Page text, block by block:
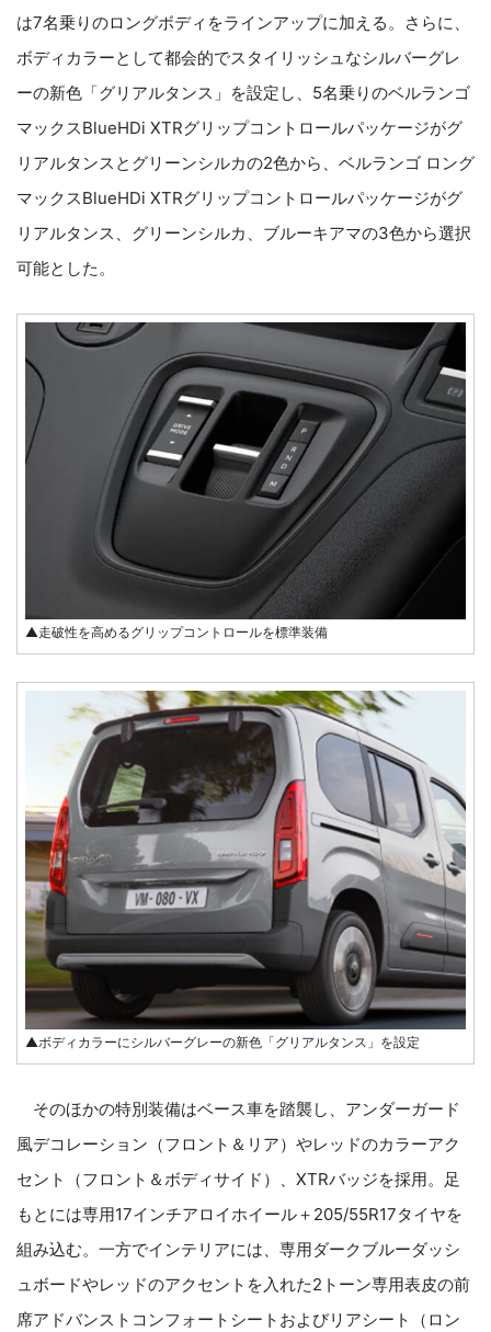
は7名乗りのロングボディをラインアップに加える。さらに、
ボディカラーとして都会的でスタイリッシュなシルバーグレ
ーの新色「グリアルタンス」を設定し、5名乗りのベルランゴ
マックスBlueHDi XTRグリップコントロールパッケージがグ
リアルタンスとグリーンシルカの2色から、ベルランゴ ロング
マックスBlueHDi XTRグリップコントロールパッケージがグ
リアルタンス、グリーンシルカ、ブルーキアマの3色から選択
可能とした。
▲走破性を高めるグリップコントロールを標準装備
▲ボディカラーにシルバーグレーの新色「グリアルタンス」を設定
そのほかの特別装備はベース車を踏襲し、アンダーガード
風デコレーション（フロント＆リア）やレッドのカラーアク
セント（フロント＆ボディサイド）、XTRバッジを採用。足
もとには専用17インチアロイホイール＋205/55R17タイヤを
組み込む。一方でインテリアには、専用ダークブルーダッシ
ュボードやレッドのアクセントを入れた2トーン専用表皮の前
席アドバンストコンフォートシートおよびリアシート（ロン